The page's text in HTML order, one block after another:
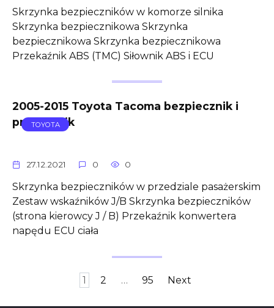
Skrzynka bezpieczników w komorze silnika
Skrzynka bezpiecznikowa Skrzynka
bezpiecznikowa Skrzynka bezpiecznikowa
Przekaźnik ABS (TMC) Siłownik ABS i ECU
2005-2015 Toyota Tacoma bezpiecznik i
przekaźnik
TOYOTA
27.12.2021 0 0
Skrzynka bezpieczników w przedziale pasażerskim
Zestaw wskaźników J/B Skrzynka bezpieczników
(strona kierowcy J / B) Przekaźnik konwertera
napędu ECU ciała
1 2 … 95 Next